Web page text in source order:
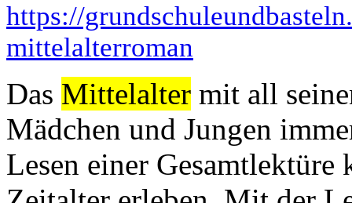
https://
mittelalterroman
Das Mittelalter mit all
Mädchen und Jungen
Lesen einer